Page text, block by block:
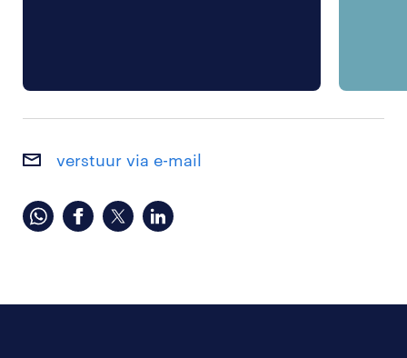
verstuur via e-mail